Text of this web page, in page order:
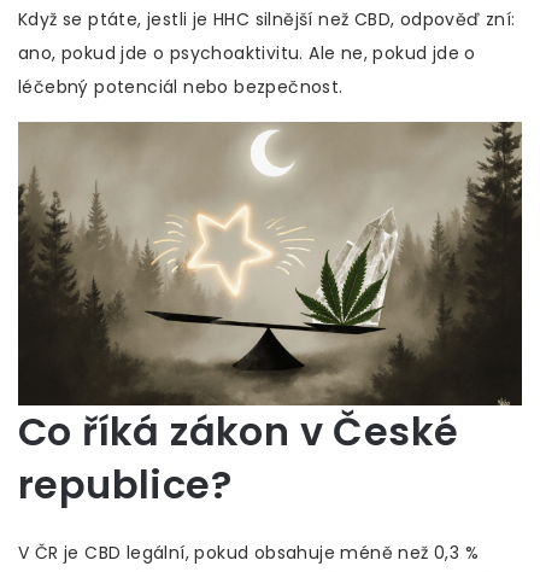
Když se ptáte, jestli je HHC silnější než CBD, odpověď zní:
ano, pokud jde o psychoaktivitu. Ale ne, pokud jde o
léčebný potenciál nebo bezpečnost.
Co říká zákon v České
republice?
V ČR je CBD legální, pokud obsahuje méně než 0,3 %